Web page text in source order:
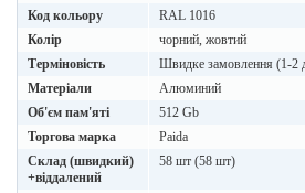
Код кольору
RAL 1016
Колір
чорний, жовтий
Терміновість
Швидке замовлення (1-2
Матеріали
Алюминий
Об'єм пам'яті
512 Gb
Торгова марка
Paida
Склад (швидкий)
+віддалений
58 шт (58 шт)